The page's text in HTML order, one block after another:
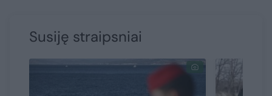
Susiję straipsniai